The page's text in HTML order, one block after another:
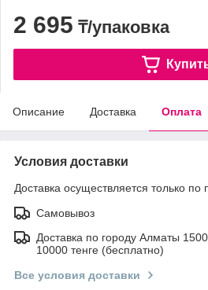
2 695 ₸/упаковка
Описание Доставка Оплата
Условия доставки
Доставка осуществляется только по
Самовывоз
Доставка по городу Алматы
10000 тенге (бесплатно)
Все условия доставки